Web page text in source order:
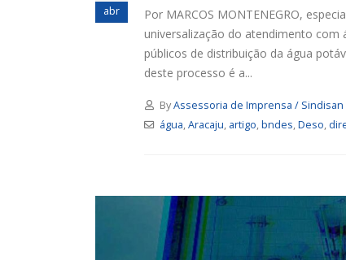
abr
Por MARCOS MONTENEGRO,
universalização do atendimento com
públicos de distribuição da água
deste processo é a...
ByAssessoria de Imprensa / Sindisan
água,Aracaju, artigo,bndes,Deso,